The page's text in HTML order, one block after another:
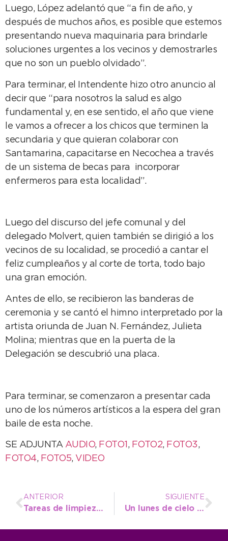
Luego, López adelantó que “a fin de año, y
después de muchos años, es posible que estemos
presentando nueva maquinaria para brindarle
soluciones urgentes a los vecinos y demostrarles
que no son un pueblo olvidado”.
Para terminar, el Intendente hizo otro anuncio al
decir que “para nosotros la salud es algo
fundamental y, en ese sentido, el año que viene
le vamos a ofrecer a los chicos que terminen la
secundaria y que quieran colaborar con
Santamarina, capacitarse en Necochea a través
de un sistema de becas para incorporar
enfermeros para esta localidad”.
Luego del discurso del jefe comunal y del
delegado Molvert, quien también se dirigió a los
vecinos de su localidad, se procedió a cantar el
feliz cumpleaños y al corte de torta, todo bajo
una gran emoción.
Antes de ello, se recibieron las banderas de
ceremonia y se cantó el himno interpretado por la
artista oriunda de Juan N. Fernández, Julieta
Molina; mientras que en la puerta de la
Delegación se descubrió una placa.
Para terminar, se comenzaron a presentar cada
uno de los números artísticos a la espera del gran
baile de esta noche.
SE ADJUNTA AUDIO, FOTO1 , FOTO2, FOTO3,
FOTO4, FOTO5, VIDEO
ANTERIOR
Tareas de limpieza en playas quequenenses
SIGUIENTE
Un lunes de cielo nublado y vientos leves